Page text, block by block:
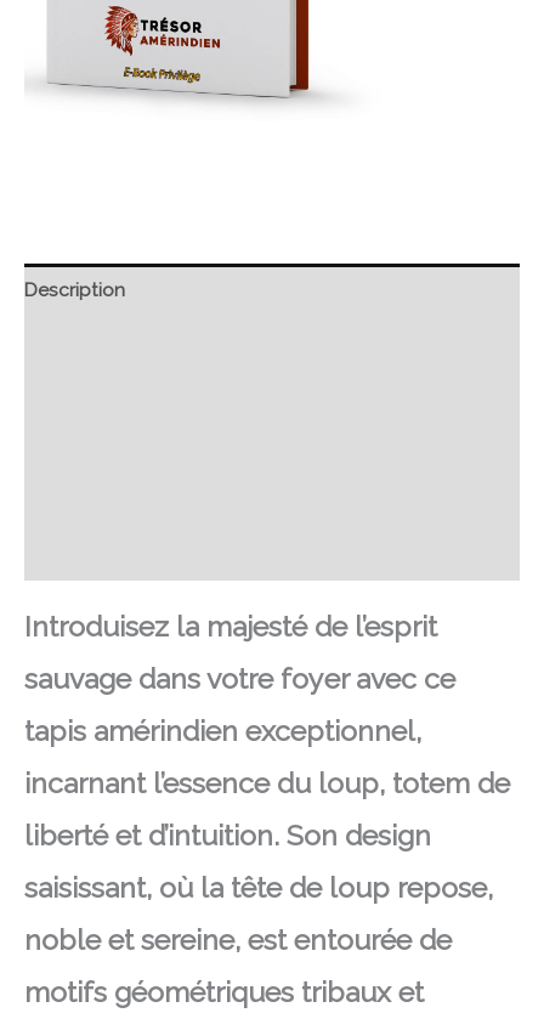
Description
Introduisez la majesté de l’esprit
sauvage dans votre foyer avec ce
tapis amérindien exceptionnel,
incarnant l’essence du loup, totem de
liberté et d’intuition. Son design
saisissant, où la tête de loup repose,
noble et sereine, est entourée de
motifs géométriques tribaux et